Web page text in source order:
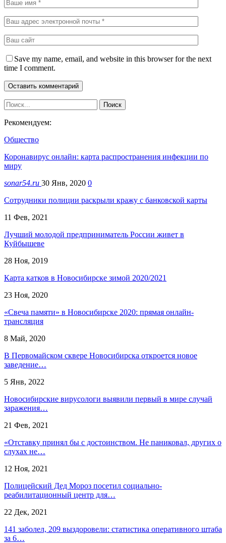
Save my name, email, and website in this browser for the next
time I comment.
Рекомендуем:
Общество
Коронавирус онлайн: карта распространения инфекции по
миру
sonar54.ru 30 Янв, 2020 0
Сотрудники полиции раскрыли кражу с банковской карты
11 Фев, 2021
Лучший молодой предприниматель России живет в
Куйбышеве
28 Ноя, 2019
Карта катков в Новосибирске зимой 2020/2021
23 Ноя, 2020
«Свеча памяти» в Новосибирске 2020: прямая онлайн-
трансляция
8 Май, 2020
В Первомайском сквере Новосибирска откроется новое
заведение…
5 Янв, 2022
Новосибирские вирусологи выявили первый в мире случай
заражения…
21 Фев, 2021
«Отставку принял бы с достоинством. Не паниковал, других о
слухах не…
12 Ноя, 2021
Полицейский Дед Мороз посетил социально-
реабилитационный центр для…
22 Дек, 2021
141 заболел, 209 выздоровели: статистика оперативного штаба
за 6…